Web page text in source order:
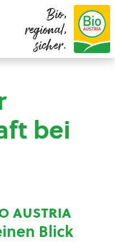
Bio,
regional,
sicher.
bei
austria
Blick